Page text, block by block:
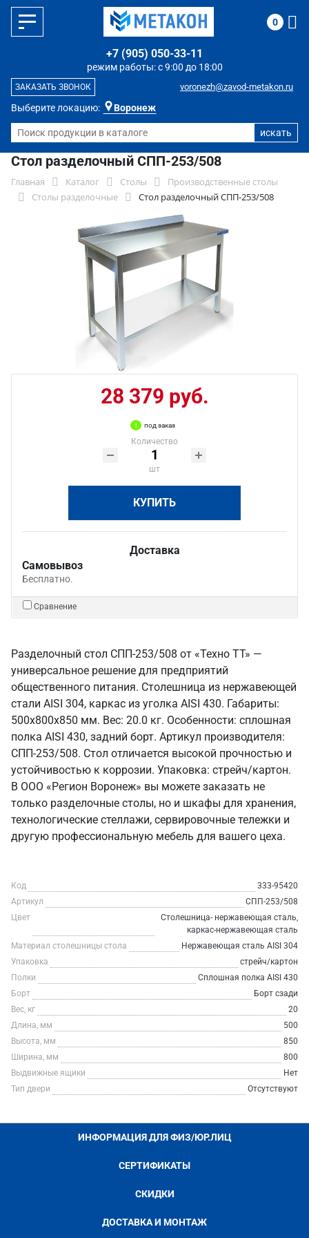
Выберите локацию: Воронеж
режим работы: с 9:00 до 18:00
+7 (905) 050-33-11
voronezh@zavod-metakon.ru
ЗАКАЗАТЬ ЗВОНОК
0
Стол разделочный СПП-253/508
Главная Каталог Столы
Производственные столы
Столы разделочные
Стол разделочный СПП-253/508
28 379 руб.
под заказ
Количество
шт
КУПИТЬ
Доставка
Самовывоз
Бесплатно.
Сравнение
Разделочный стол СПП-253/508 от «Техно ТТ» —
универсальное решение для предприятий
общественного питания. Столешница из нержавеющей
стали AISI 304, каркас из уголка AISI 430. Габариты:
500x800x850 мм. Вес: 20.0 кг. Особенности: сплошная
полка AISI 430, задний борт. Артикул производителя:
СПП-253/508. Стол отличается высокой прочностью и
устойчивостью к коррозии. Упаковка: стрейч/картон.
В ООО «Регион Воронеж» вы можете заказать не
только разделочные столы, но и шкафы для хранения,
технологические стеллажи, сервировочные тележки и
другую профессиональную мебель для вашего цеха.
Код
333-95420
Артикул
СПП-253/508
Цвет
Столешница- нержавеющая сталь,
каркас-нержавеющая сталь
Материал столешницы стола
Нержавеющая сталь AISI 304
Упаковка
стрейч/картон
Полки
Сплошная полка AISI 430
Борт
Борт сзади
Вес, кг
20
Длина, мм
500
Высота, мм
850
Ширина, мм
800
Выдвижные ящики
Нет
Тип двери
Отсутствуют
ИНФОРМАЦИЯ ДЛЯ ФИЗ/ЮР.ЛИЦ
СЕРТИФИКАТЫ
СКИДКИ
ДОСТАВКА И МОНТАЖ